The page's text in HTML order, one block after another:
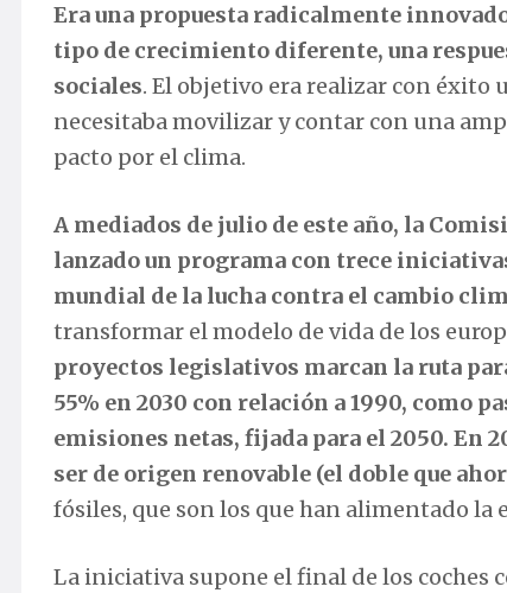
Era una propuesta radicalmente
tipo de crecimiento diferente, una
sociales. El objetivo era realizar con éxito
necesitaba movilizar y contar con una
pacto por el clima.
A mediados de julio de este año, la
lanzado un programa con trece
mundial de la lucha contra el cambio
transformar el modelo de vida de los
proyectos legislativos marcan la ruta
55% en 2030 con relación a 1990, como
emisiones netas, fijada para el 2050. En
ser de origen renovable (el doble que
fósiles, que son los que han alimentado
La iniciativa supone el final de los coches